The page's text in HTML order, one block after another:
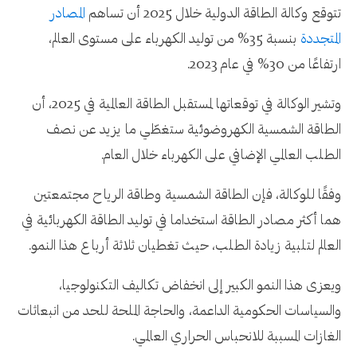
تتوقع وكالة الطاقة الدولية خلال 2025 أن تساهم
المصادر
المتجددة
بنسبة 35% من توليد الكهرباء على مستوى العالم،
ارتفاعًا من 30% في عام 2023.
وتشير الوكالة في توقعاتها لمستقبل الطاقة العالمية في 2025، أن
الطاقة الشمسية الكهروضوئية ستغطّي ما يزيد عن نصف
الطلب العالمي الإضافي على الكهرباء خلال العام.
وفقًا للوكالة، فإن الطاقة الشمسية وطاقة الرياح مجتمعتين
هما أكثر مصادر الطاقة استخداما في توليد الطاقة الكهربائية في
العالم لتلبية زيادة الطلب، حيث تغطيان ثلاثة أرباع هذا النمو.
ويعزى هذا النمو الكبير إلى انخفاض تكاليف التكنولوجيا،
والسياسات الحكومية الداعمة، والحاجة الملحة للحد من انبعاثات
الغازات المسببة للانحباس الحراري العالمي.